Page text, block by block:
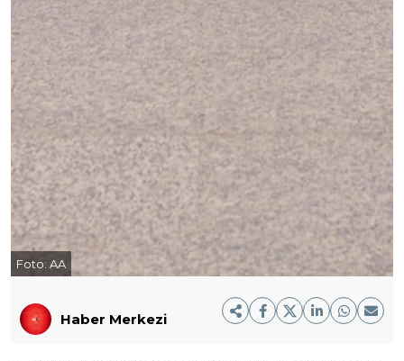
Foto: AA
Haber Merkezi